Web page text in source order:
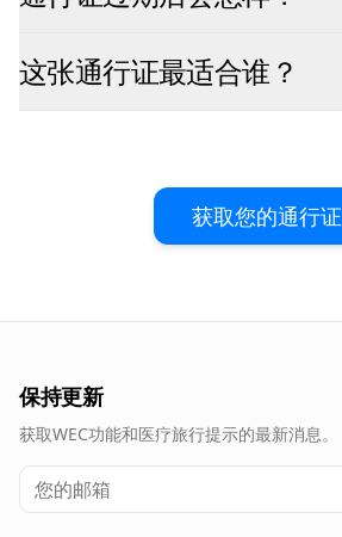
这张通行证最适合谁？
获取您的通行证
保持更新
获取WEC功能和医疗旅行提示的最新消息。